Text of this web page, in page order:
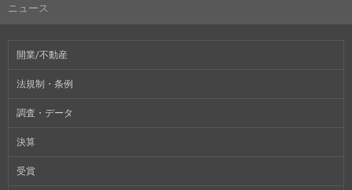
ニュース
開業/不動産
法規制・条例
調査・データ
決算
受賞